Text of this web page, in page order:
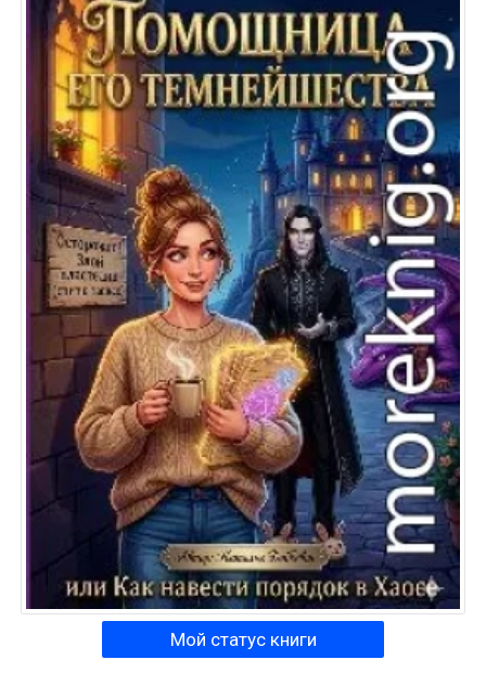
Мой статус книги